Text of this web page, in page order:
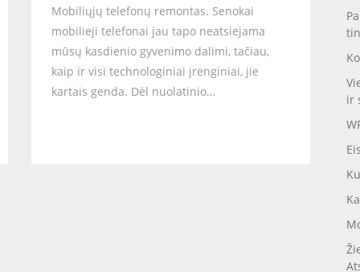
Mobiliųjų telefonų remontas. Senokai
mobilieji telefonai jau tapo neatsiejama
mūsų kasdienio gyvenimo dalimi, tačiau,
kaip ir visi technologiniai įrenginiai, jie
kartais genda. Dėl nuolatinio…
ir